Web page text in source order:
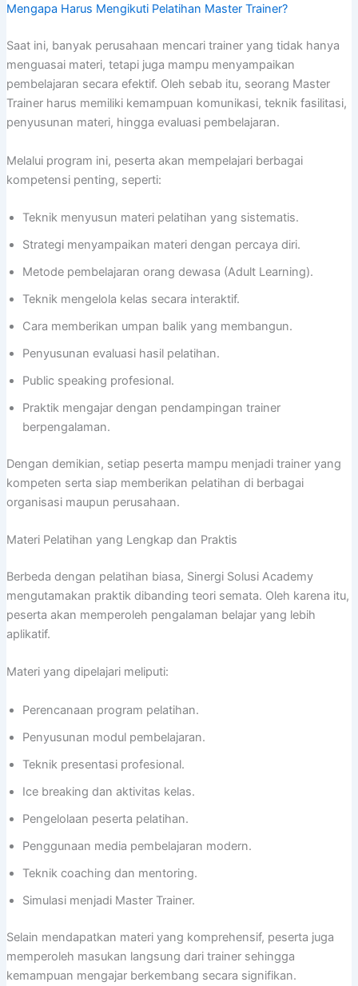
Mengapa Harus Mengikuti Pelatihan Master Trainer?
Saat ini, banyak perusahaan mencari trainer yang tidak hanya
menguasai materi, tetapi juga mampu menyampaikan
pembelajaran secara efektif. Oleh sebab itu, seorang Master
Trainer harus memiliki kemampuan komunikasi, teknik fasilitasi,
penyusunan materi, hingga evaluasi pembelajaran.
Melalui program ini, peserta akan mempelajari berbagai
kompetensi penting, seperti:
Teknik menyusun materi pelatihan yang sistematis.
Strategi menyampaikan materi dengan percaya diri.
Metode pembelajaran orang dewasa (Adult Learning).
Teknik mengelola kelas secara interaktif.
Cara memberikan umpan balik yang membangun.
Penyusunan evaluasi hasil pelatihan.
Public speaking profesional.
Praktik mengajar dengan pendampingan trainer
berpengalaman.
Dengan demikian, setiap peserta mampu menjadi trainer yang
kompeten serta siap memberikan pelatihan di berbagai
organisasi maupun perusahaan.
Materi Pelatihan yang Lengkap dan Praktis
Berbeda dengan pelatihan biasa, Sinergi Solusi Academy
mengutamakan praktik dibanding teori semata. Oleh karena itu,
peserta akan memperoleh pengalaman belajar yang lebih
aplikatif.
Materi yang dipelajari meliputi:
Perencanaan program pelatihan.
Penyusunan modul pembelajaran.
Teknik presentasi profesional.
Ice breaking dan aktivitas kelas.
Pengelolaan peserta pelatihan.
Penggunaan media pembelajaran modern.
Teknik coaching dan mentoring.
Simulasi menjadi Master Trainer.
Selain mendapatkan materi yang komprehensif, peserta juga
memperoleh masukan langsung dari trainer sehingga
kemampuan mengajar berkembang secara signifikan.